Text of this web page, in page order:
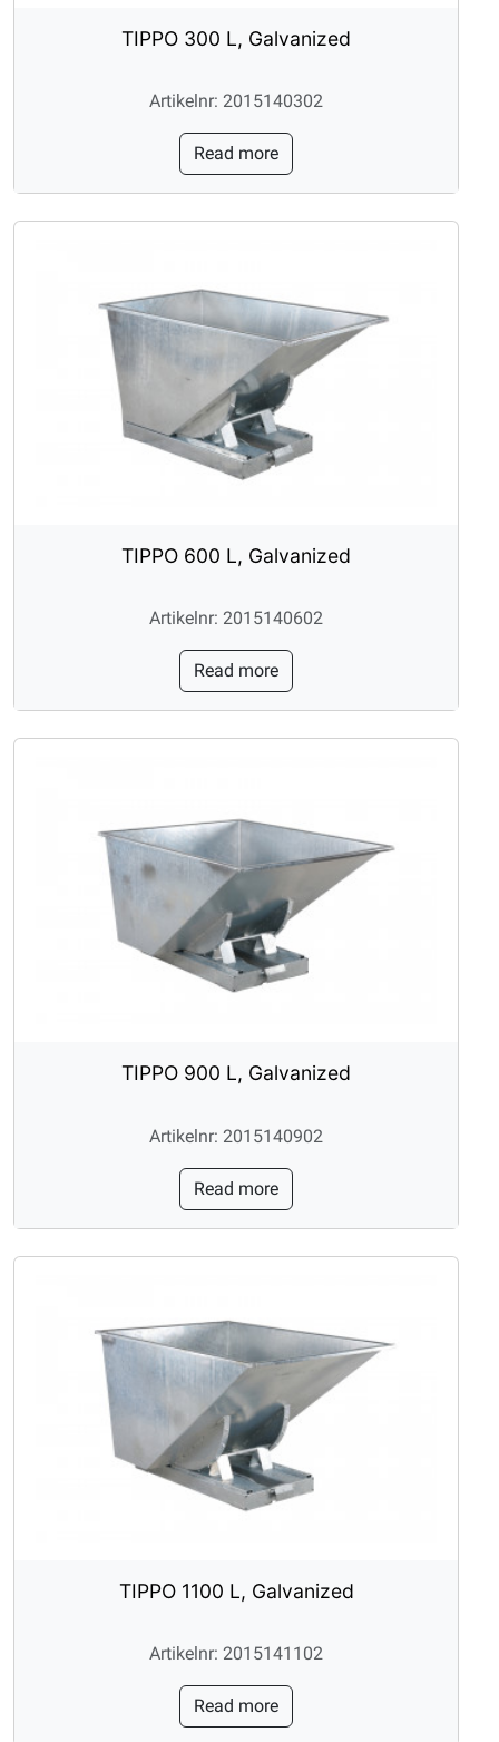
TIPPO 300 L, Galvanized
Artikelnr: 2015140302
Read more
TIPPO 600 L, Galvanized
Artikelnr: 2015140602
Read more
TIPPO 900 L, Galvanized
Artikelnr: 2015140902
Read more
TIPPO 1100 L, Galvanized
Artikelnr: 2015141102
Read more